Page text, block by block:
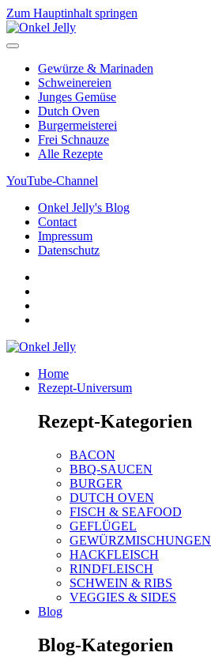
Zum Hauptinhalt springen
Gewürze & Marinaden
Schweinereien
Junges Gemüse
Dutch Oven
Burgermeisterei
Frei Schnauze
Alle Rezepte
YouTube-Channel
Onkel Jelly's Blog
Contact
Impressum
Datenschutz
Home
Rezept-Universum
Rezept-Kategorien
BACON
BBQ-SAUCEN
BURGER
DUTCH OVEN
FISCH & SEAFOOD
GEFLÜGEL
GEWÜRZMISCHUNGEN
HACKFLEISCH
RINDFLEISCH
SCHWEIN & RIBS
VEGGIES & SIDES
Blog
Blog-Kategorien